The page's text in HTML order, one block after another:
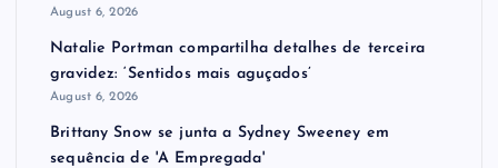
August 6, 2026
Natalie Portman compartilha detalhes de terceira
gravidez: ‘Sentidos mais aguçados’
August 6, 2026
Brittany Snow se junta a Sydney Sweeney em
sequência de ​'A Empregada​'